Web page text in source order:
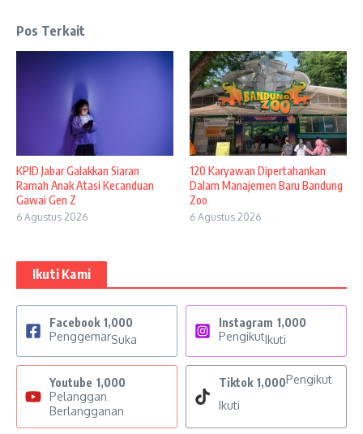
Pos Terkait
KPID Jabar Galakkan Siaran
Ramah Anak Atasi Kecanduan
Gawai Gen Z
6 Agustus 2026
120 Karyawan Dipertahankan
Dalam Manajemen Baru Bandung
Zoo
6 Agustus 2026
Ikuti Kami
Facebook 1,000
PenggemarSuka
Instagram 1,000
PengikutIkuti
Youtube 1,000
Pelanggan
Berlangganan
Tiktok 1,000Pengikut
Ikuti